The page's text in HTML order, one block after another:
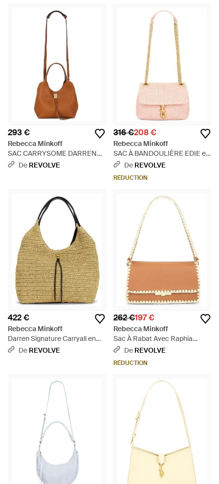
293 €
Rebecca Minkoff
SAC CARRYSOME DARREN
en Brown. - Marron
De REVOLVE
316 €208 €
Rebecca Minkoff
SAC À BANDOULIÈRE EDIE en
Pink. - Rose
De REVOLVE
RÉDUCTION
422 €
Rebecca Minkoff
Darren Signature Carryall en
Neutral. - Multicolore
De REVOLVE
262 €197 €
Rebecca Minkoff
Sac À Rabat Avec Raphia
Berkley En - Blanc
De REVOLVE
RÉDUCTION